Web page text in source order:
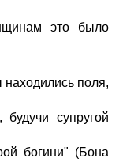
это было
поля,
супругой
богини" (Бона